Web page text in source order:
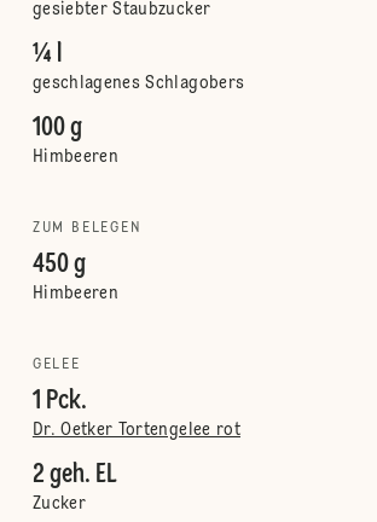
gesiebter Staubzucker
¼ l
geschlagenes Schlagobers
100 g
Himbeeren
ZUM BELEGEN
450 g
Himbeeren
GELEE
1 Pck.
Dr. Oetker Tortengelee rot
2 geh. EL
Zucker